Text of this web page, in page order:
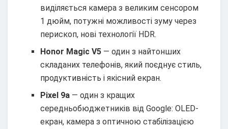
виділяється камера з великим сенсором
1 дюйм, потужні можливості зуму через
перископ, нові технології HDR.
Honor Magic V5 — один з найтонших
складаних телефонів, який поєднує стиль,
продуктивність і якісний екран.
Pixel 9a — один з кращих
середньобюджетників від Google: OLED-
екран, камера з оптичною стабілізацією